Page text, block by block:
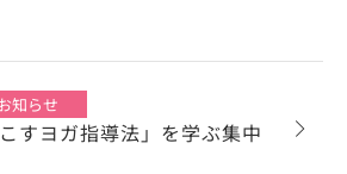
知らせ
すヨガ指導法」を学ぶ集中